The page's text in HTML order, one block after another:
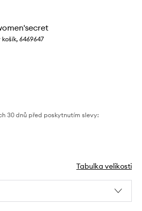
6469647
30 dnů před poskytnutím slevy:
Tabulka velikosti